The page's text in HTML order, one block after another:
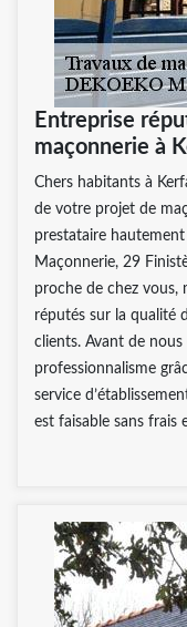
Entreprise
maçonnerie à
Chers habitants à
de votre projet de
prestataire
Maçonnerie, 29
proche de chez vous,
réputés sur la qualité
clients. Avant de
professionnalisme
service
est faisable sans frais